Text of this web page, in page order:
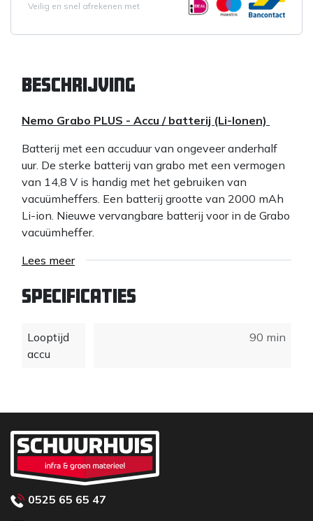
Veilig en snel afrekenen met
Beschrijving
Nemo Grabo PLUS - Accu / batterij (Li-Ionen)
Batterij met een accuduur van ongeveer anderhalf
uur. De sterke batterij van grabo met een vermogen
van 14,8 V is handig met het gebruiken van
vacuümheffers. Een batterij grootte van 2000 mAh
Li-ion. Nieuwe vervangbare batterij voor in de Grabo
vacuümheffer.
Lees meer
Specificaties
Looptijd
accu
90 min
0525 65 65 47